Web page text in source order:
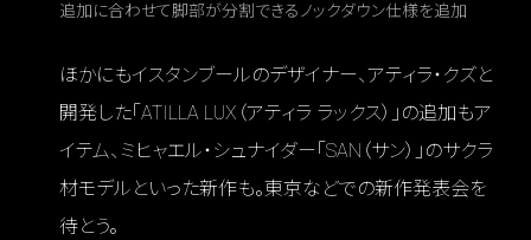
追加に合わせて脚部が分割できるノックダウン仕様を追加
ほかにもイスタンブールのデザイナー、アティラ・クズと
開発した「ATILLA LUX（アティラ ラックス）」の追加もア
イテム、ミヒャエル・シュナイダー「SAN（サン）」のサクラ
材モデルといった新作も。東京などでの新作発表会を
待とう。